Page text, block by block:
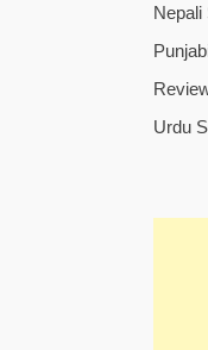
Nepali
Urdu